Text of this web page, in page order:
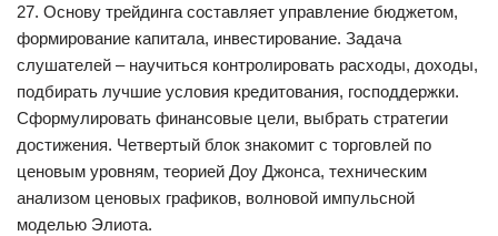
27. Основу трейдинга составляет управление бюджетом,
формирование капитала, инвестирование. Задача
слушателей – научиться контролировать расходы, доходы,
подбирать лучшие условия кредитования, господдержки.
Сформулировать финансовые цели, выбрать стратегии
достижения. Четвертый блок знакомит с торговлей по
ценовым уровням, теорией Доу Джонса, техническим
анализом ценовых графиков, волновой импульсной
моделью Элиота.